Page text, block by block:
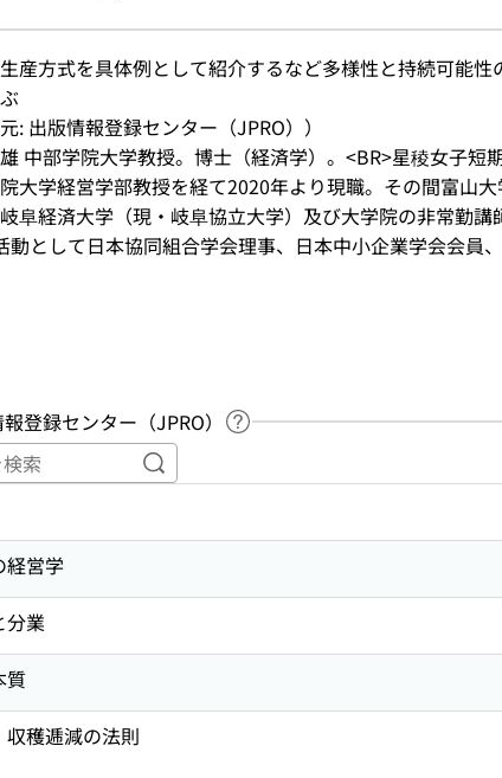
産方式を具体例として紹介するなど多様性と持続可能性
元: 出版情報登録センター（JPRO））
中部学院大学教授。博士（経済学）。<BR>星稜女子短
大学経営学部教授を経て2020年より現職。その間富山
阜経済大学（現・岐阜協立大学）及び大学院の非常勤講
動として日本協同組合学会理事、日本中小企業学会会員
登録センター（JPRO）
ヘルプページへのリンク
キーワードで目次内を検索
営学
業
質
穫逓減の法則